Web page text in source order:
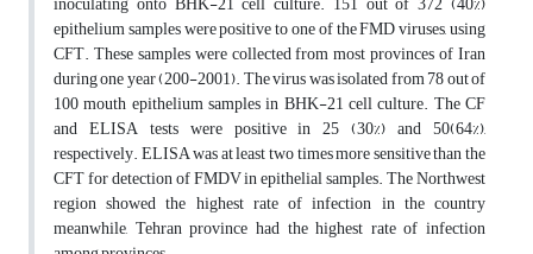
epithelium samples were positive to one of the FMD viruses, using
CFT. These samples were collected from most provinces of Iran
during one year (200-2001). The virus was isolated from 78 out of
100 mouth epithelium samples in BHK-21 cell culture. The CF
and ELISA tests were positive in 25 (30%) and 50(64%),
respectively. ELISA was at least two times more sensitive than the
CFT for detection of FMDV in epithelial samples. The Northwest
region showed the highest rate of infection in the country
meanwhile, Tehran province had the highest rate of infection